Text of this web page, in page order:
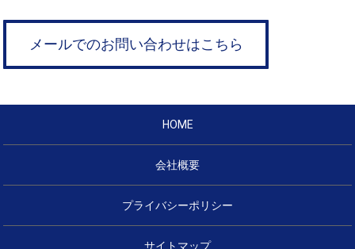
メールでのお問い合わせはこちら
HOME
会社概要
プライバシーポリシー
サイトマップ